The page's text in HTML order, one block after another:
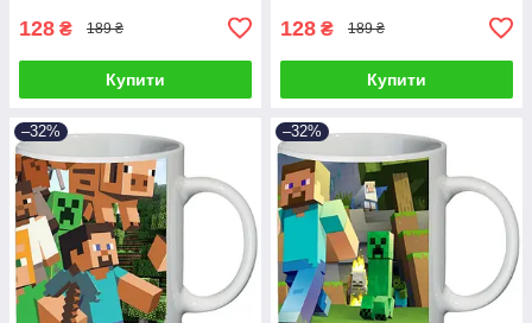
128 ₴ 189 ₴
Купити
128 ₴ 189 ₴
Купити
–32% –32%